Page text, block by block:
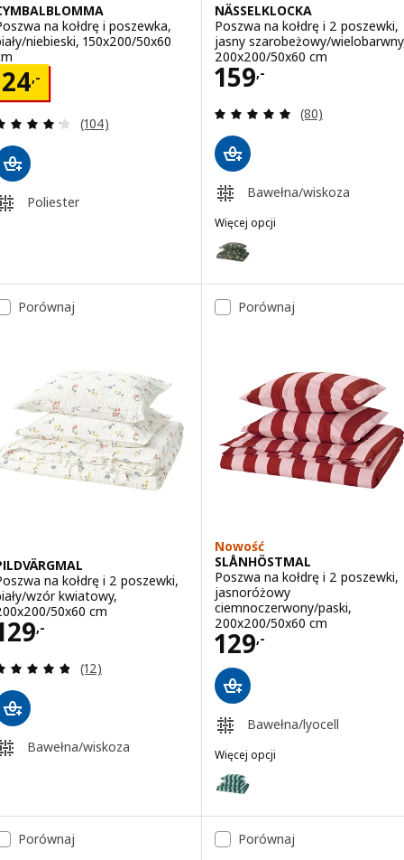
na kołdrę i poszewka,
niebieski, 150x200/50x60
24,- 24,-
Recenzja: 4.2 z 5 gwiazdki. Łączna liczba recenzji:
(104)
Poliester
NÄSSELKLOCKA
Poszwa na kołdrę i 2 poszewki,
jasny szarobeżowy/
200x200/50x60 cm
159,-
Cena 159,-
Recenzja: 5 z
(80)
Bawełna/wiskoza
Więcej opcji
Wariant: NÄSSELKLOCKA,
Porównaj
na kołdrę i 2 poszewki,
wzór kwiatowy,
50x60 cm
,- 129,-
Recenzja: 4.8 z 5 gwiazdki. Łączna liczba recenzji:
(12)
Bawełna/wiskoza
Porównaj
Nowość
SLÅNHÖSTMAL
Poszwa na kołdrę i 2 poszewki,
jasnoróżowy
ciemnoczerwony/paski,
200x200/50x60 cm
129,-
Cena 129,-
Bawełna/lyocell
Więcej opcji
Wariant: SLÅNHÖSTMAL,
Porównaj Porównaj